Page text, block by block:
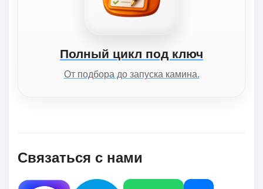
Полный цикл под ключ
От подбора до запуска камина.
Связаться с нами